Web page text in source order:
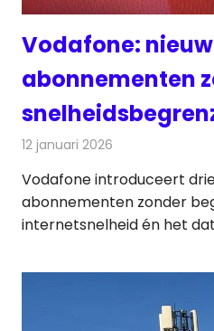
Vodafone:
abonnementen
12 januari 2026
Vodafone introduceert
abonnementen zonder
internetsnelheid én het